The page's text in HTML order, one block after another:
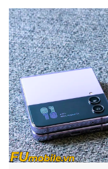
Review
dụng: Những lỗi
khắc phục
Có nên mua
2025?